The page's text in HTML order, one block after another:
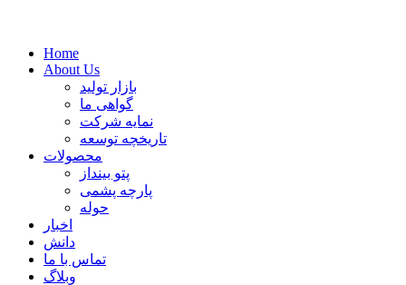
Home
About Us
بازار تولید
گواهی ما
نمایه شرکت
تاریخچه توسعه
محصولات
پتو بینداز
پارچه پشمی
حوله
اخبار
دانش
تماس با ما
وبلاگ